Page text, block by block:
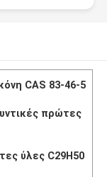
CAS 83-46-5
πρώτες
ύλες C29H50